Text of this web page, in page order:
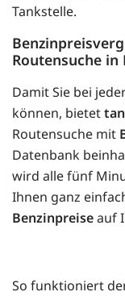
Tankstelle.
Routensuche
Damit Sie bei
können, bietet
Routensuche mit
Datenbank
wird alle fünf
Ihnen ganz
Benzinpreiseauf
So funktioniert